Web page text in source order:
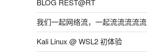
BLOG REST@RT
我们一起网络流，一起流流流流流
Kali Linux @ WSL2 初体验